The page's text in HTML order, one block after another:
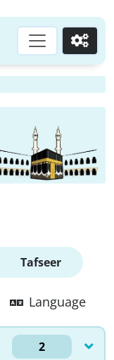
Go
Tafseer
Language
2